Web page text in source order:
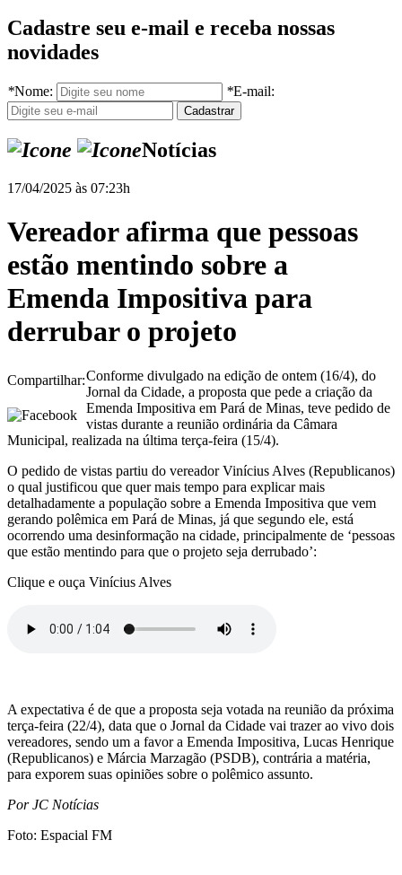
Cadastre seu e-mail e receba nossas
novidades
*Nome: *E-mail:
Notícias
17/04/2025 às 07:23h
Vereador afirma que pessoas
estão mentindo sobre a
Emenda Impositiva para
derrubar o projeto
Compartilhar:Conforme divulgado na edição de ontem (16/4), do
Jornal da Cidade, a proposta que pede a criação da
Emenda Impositiva em Pará de Minas, teve pedido de
vistas durante a reunião ordinária da Câmara
Municipal, realizada na última terça-feira (15/4).
O pedido de vistas partiu do vereador Vinícius Alves (Republicanos)
o qual justificou que quer mais tempo para explicar mais
detalhadamente a população sobre a Emenda Impositiva que vem
gerando polêmica em Pará de Minas, já que segundo ele, está
ocorrendo uma desinformação na cidade, principalmente de ‘pessoas
que estão mentindo para que o projeto seja derrubado’:
Clique e ouça Vinícius Alves
A expectativa é de que a proposta seja votada na reunião da próxima
terça-feira (22/4), data que o Jornal da Cidade vai trazer ao vivo dois
vereadores, sendo um a favor a Emenda Impositiva, Lucas Henrique
(Republicanos) e Márcia Marzagão (PSDB), contrária a matéria,
para exporem suas opiniões sobre o polêmico assunto.
Por JC Notícias
Foto: Espacial FM